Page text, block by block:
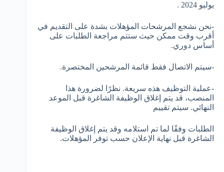
يوليو 2024 .
-نحن نشجع المرشحات المؤهلات بشدة على التقديم في
أقرب وقت ممكن حيث ستتم مراجعة الطلبات على
أساس دوري.
-سيتم الاتصال فقط قائمة المرشحين المختصرة.
-عملية التوظيف هذه سريعة. نظرًا لضرورة هذا
المنصب، قد يتم إغلاق الوظيفة الشاغرة قبل الموعد
النهائي. سيتم تقييم
الطلبات وفقًا لما تم استلامه وقد يتم إغلاق الوظيفة
الشاغرة قبل نهاية الإعلان حسب توفر المؤهلات.